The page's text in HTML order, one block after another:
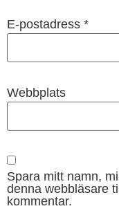
E-postadress *
Webbplats
Spara mitt namn,
denna webbläsare
kommentar.